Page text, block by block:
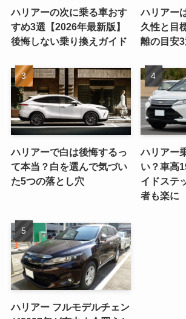
ハリアーの次に乗る車おす
すめ3選【2026年最新版】
後悔しない乗り換えガイド
ハリアー
久性と目
離の目安3
ハリアーで白は後悔するっ
て本当？白を選んで気づい
た5つの落とし穴
ハリアー
い？車高
イドステ
者も楽に
ハリアー フルモデルチェン